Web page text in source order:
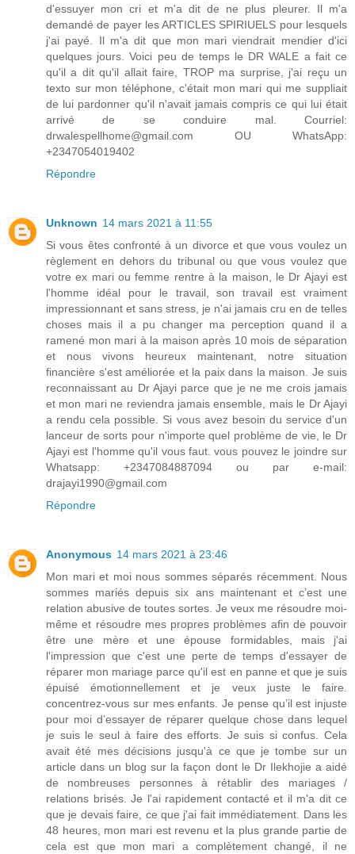
d'essuyer mon cri et m'a dit de ne plus pleurer. Il m'a
demandé de payer les ARTICLES SPIRIUELS pour lesquels
j'ai payé. Il m'a dit que mon mari viendrait mendier d'ici
quelques jours. Voici peu de temps le DR WALE a fait ce
qu'il a dit qu'il allait faire, TROP ma surprise, j'ai reçu un
texto sur mon téléphone, c'était mon mari qui me suppliait
de lui pardonner qu'il n'avait jamais compris ce qui lui était
arrivé de se conduire mal. Courriel:
drwalespellhome@gmail.com OU WhatsApp:
+2347054019402
Répondre
Unknown 14 mars 2021 à 11:55
Si vous êtes confronté à un divorce et que vous voulez un
règlement en dehors du tribunal ou que vous voulez que
votre ex mari ou femme rentre à la maison, le Dr Ajayi est
l'homme idéal pour le travail, son travail est vraiment
impressionnant et sans stress, je n'ai jamais cru en de telles
choses mais il a pu changer ma perception quand il a
ramené mon mari à la maison après 10 mois de séparation
et nous vivons heureux maintenant, notre situation
financière s'est améliorée et la paix dans la maison. Je suis
reconnaissant au Dr Ajayi parce que je ne me crois jamais
et mon mari ne reviendra jamais ensemble, mais le Dr Ajayi
a rendu cela possible. Si vous avez besoin du service d'un
lanceur de sorts pour n'importe quel problème de vie, le Dr
Ajayi est l'homme qu'il vous faut. vous pouvez le joindre sur
Whatsapp: +2347084887094 ou par e-mail:
drajayi1990@gmail.com
Répondre
Anonymous 14 mars 2021 à 23:46
Mon mari et moi nous sommes séparés récemment. Nous
sommes mariés depuis six ans maintenant et c’est une
relation abusive de toutes sortes. Je veux me résoudre moi-
même et résoudre mes propres problèmes afin de pouvoir
être une mère et une épouse formidables, mais j'ai
l'impression que c'est une perte de temps d'essayer de
réparer mon mariage parce qu'il est en panne et que je suis
épuisé émotionnellement et je veux juste le faire.
concentrez-vous sur mes enfants. Je pense qu’il est injuste
pour moi d’essayer de réparer quelque chose dans lequel
je suis le seul à faire des efforts. Je suis si confus. Cela
avait été mes décisions jusqu'à ce que je tombe sur un
article dans un blog sur la façon dont le Dr Ilekhojie a aidé
de nombreuses personnes à rétablir des mariages /
relations brisés. Je l'ai rapidement contacté et il m'a dit ce
que je devais faire, ce que j'ai fait immédiatement. Dans les
48 heures, mon mari est revenu et la plus grande partie de
cela est que mon mari a complètement changé, il ne